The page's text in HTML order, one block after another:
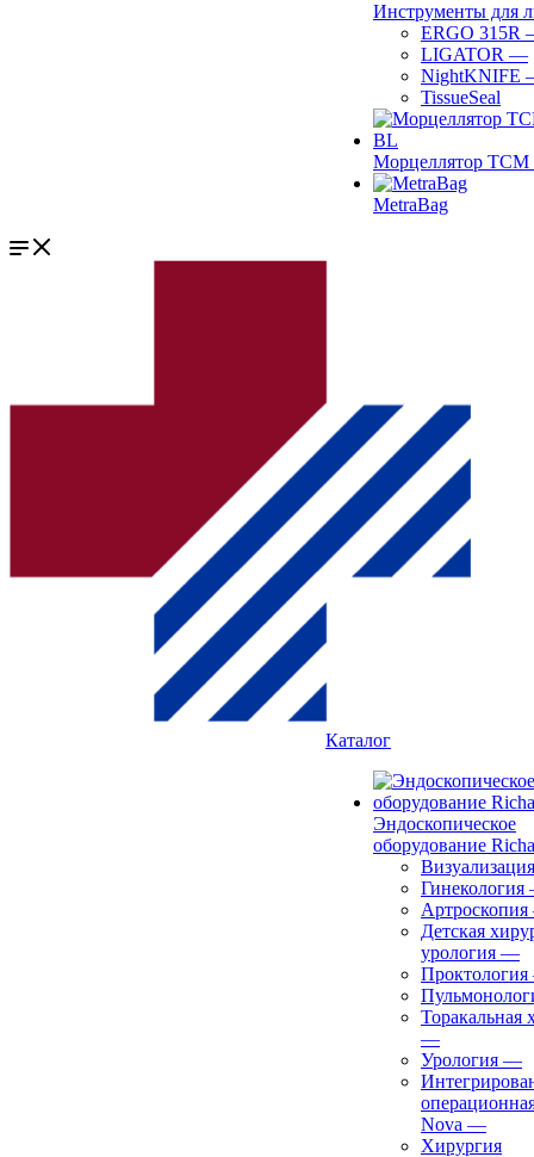
Инструменты для
ERGO 315R
LIGATOR —
NightKNIFE
TissueSeal
Морцеллятор ТСМ
MetraBag
Каталог
Эндоскопическое
оборудование
Визуализация
Гинекология
Артроскопия
Детская
урология —
Проктология
Торакальная
—
Урология —
Nova —
Хирургия